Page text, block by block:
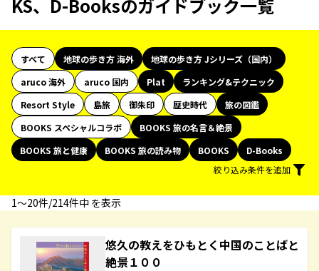
KS、D-Booksのガイドブック一覧
すべて 地球の歩き方 海外
地球の歩き方 Jシリーズ（国内）
aruco 海外
aruco 国内 Plat
ランキング&テクニック
Resort Style
島旅 御朱印 歴史時代
旅の図鑑
BOOKS スペシャルコラボ
BOOKS 旅の名言＆絶景
BOOKS 旅と健康
BOOKS 旅の読み物 BOOKS
D-Books
絞り込み条件を追加
1〜20件/214件中 を表示
悠久の教えをひもとく中国のことばと
絶景１００